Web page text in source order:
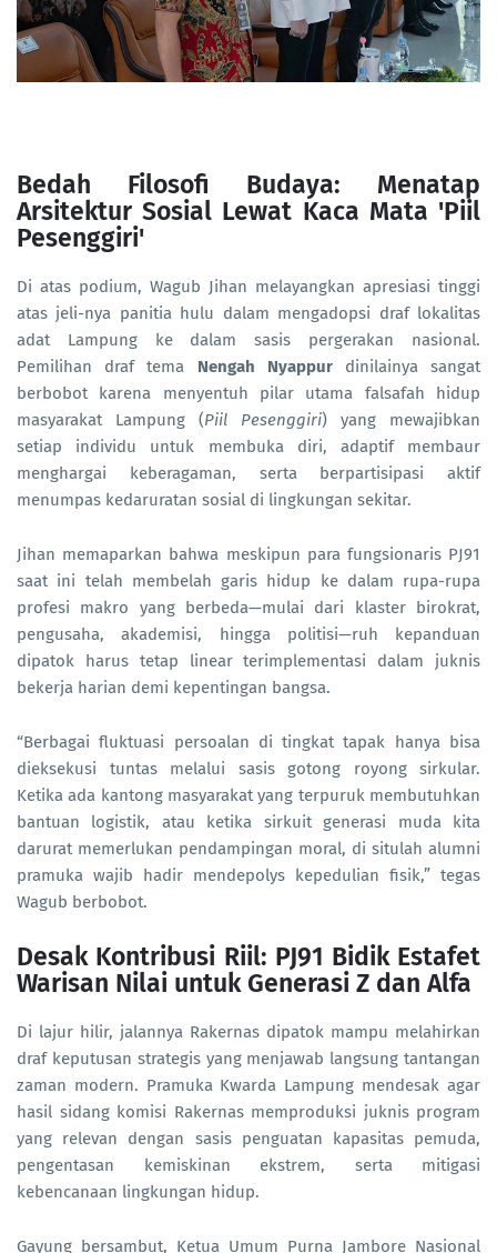
Bedah Filosofi Budaya: Menatap
Arsitektur Sosial Lewat Kaca Mata 'Piil
Pesenggiri'
Di atas podium, Wagub Jihan melayangkan apresiasi tinggi
atas jeli-nya panitia hulu dalam mengadopsi draf lokalitas
adat Lampung ke dalam sasis pergerakan nasional.
Pemilihan draf tema Nengah Nyappurdinilainya sangat
berbobot karena menyentuh pilar utama falsafah hidup
masyarakat Lampung (Piil Pesenggiri) yang mewajibkan
setiap individu untuk membuka diri, adaptif membaur
menghargai keberagaman, serta berpartisipasi aktif
menumpas kedaruratan sosial di lingkungan sekitar.
Jihan memaparkan bahwa meskipun para fungsionaris PJ91
saat ini telah membelah garis hidup ke dalam rupa-rupa
profesi makro yang berbeda—mulai dari klaster birokrat,
pengusaha, akademisi, hingga politisi—ruh kepanduan
dipatok harus tetap linear terimplementasi dalam juknis
bekerja harian demi kepentingan bangsa.
“Berbagai fluktuasi persoalan di tingkat tapak hanya bisa
dieksekusi tuntas melalui sasis gotong royong sirkular.
Ketika ada kantong masyarakat yang terpuruk membutuhkan
bantuan logistik, atau ketika sirkuit generasi muda kita
darurat memerlukan pendampingan moral, di situlah alumni
pramuka wajib hadir mendepolys kepedulian fisik,” tegas
Wagub berbobot.
Desak Kontribusi Riil: PJ91 Bidik Estafet
Warisan Nilai untuk Generasi Z dan Alfa
Di lajur hilir, jalannya Rakernas dipatok mampu melahirkan
draf keputusan strategis yang menjawab langsung tantangan
zaman modern. Pramuka Kwarda Lampung mendesak agar
hasil sidang komisi Rakernas memproduksi juknis program
yang relevan dengan sasis penguatan kapasitas pemuda,
pengentasan kemiskinan ekstrem, serta mitigasi
kebencanaan lingkungan hidup.
Gayung bersambut, Ketua Umum Purna Jambore Nasional